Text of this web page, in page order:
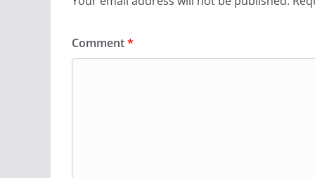
Comment*